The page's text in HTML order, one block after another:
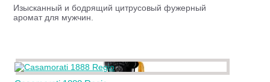
Изысканный и бодрящий цитрусовый фужерный
аромат для мужчин.